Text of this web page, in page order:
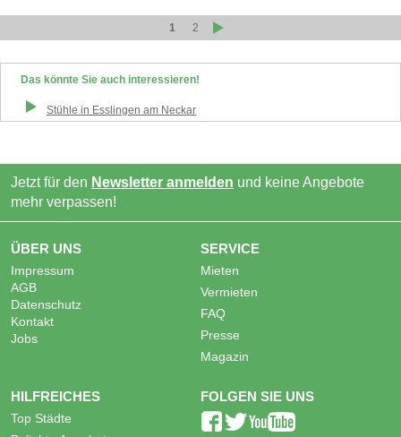
1 2
Das könnte Sie auch interessieren!
Stühle in Esslingen am Neckar
Jetzt für den Newsletter anmelden und keine Angebote
mehr verpassen!
ÜBER UNS
Impressum
AGB
Datenschutz
Kontakt
Jobs
SERVICE
Mieten
Vermieten
FAQ
Presse
Magazin
HILFREICHES
Top Städte
FOLGEN SIE UNS